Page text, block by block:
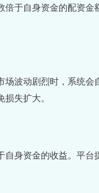
于自身资金的配资金
波动剧烈时，系统会
失扩大。
身资金的收益。平